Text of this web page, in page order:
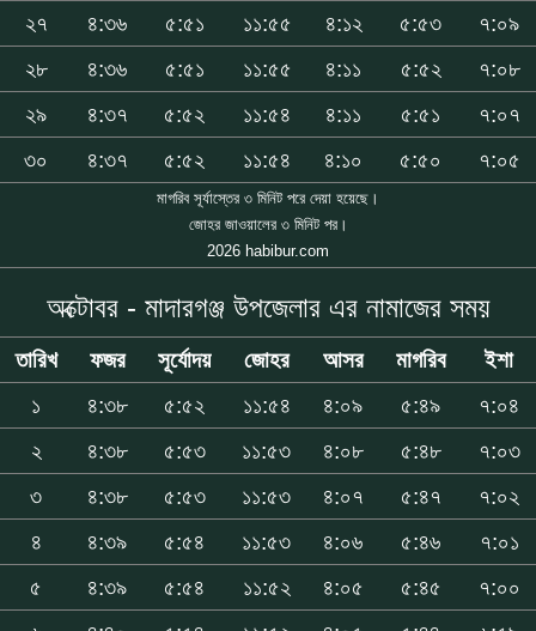
২৭
৪:৩৬ ৫:৫১ ১১:৫৫ ৪:১২ ৫:৫৩
৭:০৯
২৮
৪:৩৬ ৫:৫১ ১১:৫৫ ৪:১১ ৫:৫২
৭:০৮
২৯
৪:৩৭ ৫:৫২ ১১:৫৪ ৪:১১ ৫:৫১
৭:০৭
৩০
৪:৩৭ ৫:৫২ ১১:৫৪ ৪:১০ ৫:৫০ ৭:০৫
মাগরিব সূর্যাস্তের ৩ মিনিট পরে দেয়া হয়েছে।
জোহর জাওয়ালের ৩ মিনিট পর।
2026 habibur.com
অক্টোবর - মাদারগঞ্জ উপজেলার এর নামাজের সময়
তারিখ ফজর সূর্যোদয় জোহর আসর মাগরিব
ইশা
১
৪:৩৮ ৫:৫২ ১১:৫৪ ৪:০৯ ৫:৪৯
৭:০৪
২
৪:৩৮ ৫:৫৩ ১১:৫৩ ৪:০৮ ৫:৪৮
৭:০৩
৩
৪:৩৮ ৫:৫৩ ১১:৫৩ ৪:০৭ ৫:৪৭
৭:০২
৪
৪:৩৯ ৫:৫৪ ১১:৫৩ ৪:০৬ ৫:৪৬
৭:০১
৫
৪:৩৯ ৫:৫৪ ১১:৫২ ৪:০৫ ৫:৪৫
৭:০০